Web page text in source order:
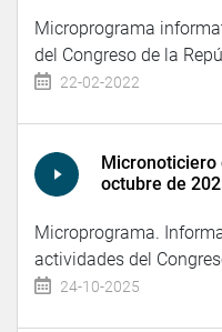
Microprograma
del Congreso de la
22-02-2022
Micronoticiero
octubre de
Microprograma.
actividades del
24-10-2025